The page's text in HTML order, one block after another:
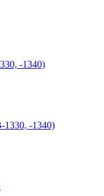
-1340)
-1340)